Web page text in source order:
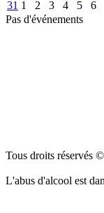
31 1 2 3 4 5
6
Pas d'événements
Tous droits réservés
L'abus d'alcool est